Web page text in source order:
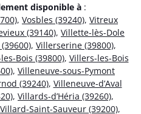
disponible à :
, Vosbles (39240), Vitreux
(39140), Villette-lès-Dole
, Villerserine (39800),
Bois (39800), Villers-les-Bois
, Villeneuve-sous-Pymont
(39240), Villeneuve-d’Aval
, Villards-d’Héria (39260),
Villard-Saint-Sauveur (39200),